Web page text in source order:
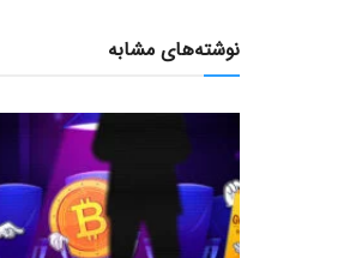
نوشته‌های مشابه